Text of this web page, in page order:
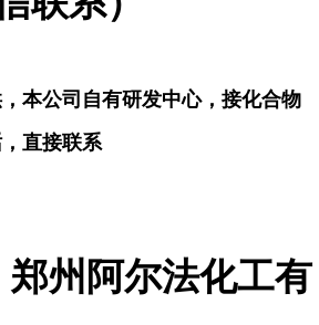
本公司自有研发中心，接化合物
直接联系
郑州阿尔法化工有